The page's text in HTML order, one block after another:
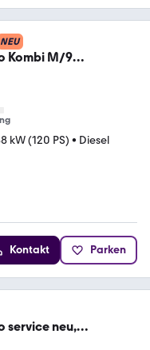
NEU
Kombi M/9
Klima/PDC/A
kW (120 PS) • Diesel
Kontakt Parken
service neu,
Gepflegt